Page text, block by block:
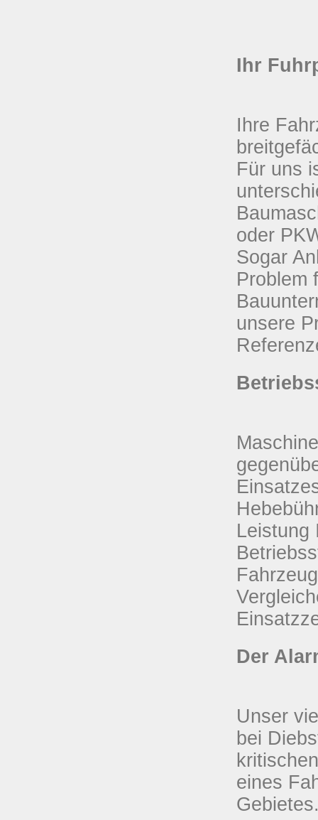
Ihr
Ihre
Für uns
oder
Sogar
Problem
unsere
Leistung
Der
Unser
bei
eines